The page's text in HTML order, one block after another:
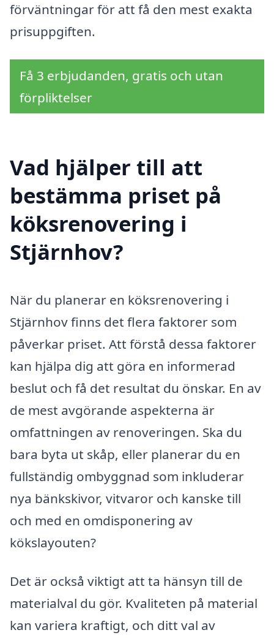
förväntningar för att få den mest exakta
prisuppgiften.
Få 3 erbjudanden, gratis och utan
förpliktelser
Vad hjälper till att
bestämma priset på
köksrenovering i
Stjärnhov?
När du planerar en köksrenovering i
Stjärnhov finns det flera faktorer som
påverkar priset. Att förstå dessa faktorer
kan hjälpa dig att göra en informerad
beslut och få det resultat du önskar. En av
de mest avgörande aspekterna är
omfattningen av renoveringen. Ska du
bara byta ut skåp, eller planerar du en
fullständig ombyggnad som inkluderar
nya bänkskivor, vitvaror och kanske till
och med en omdisponering av
kökslayouten?
Det är också viktigt att ta hänsyn till de
materialval du gör. Kvaliteten på material
kan variera kraftigt, och ditt val av